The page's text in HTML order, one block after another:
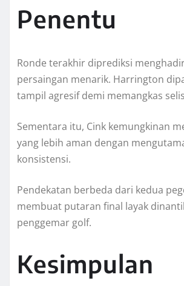
Penentu
Ronde terakhir diprediksi
persaingan menarik. Harrington
tampil agresif demi memangkas
Sementara itu, Cink kemungkinan
yang lebih aman dengan
konsistensi.
Pendekatan berbeda dari kedua
membuat putaran final layak
penggemar golf.
Kesimpulan